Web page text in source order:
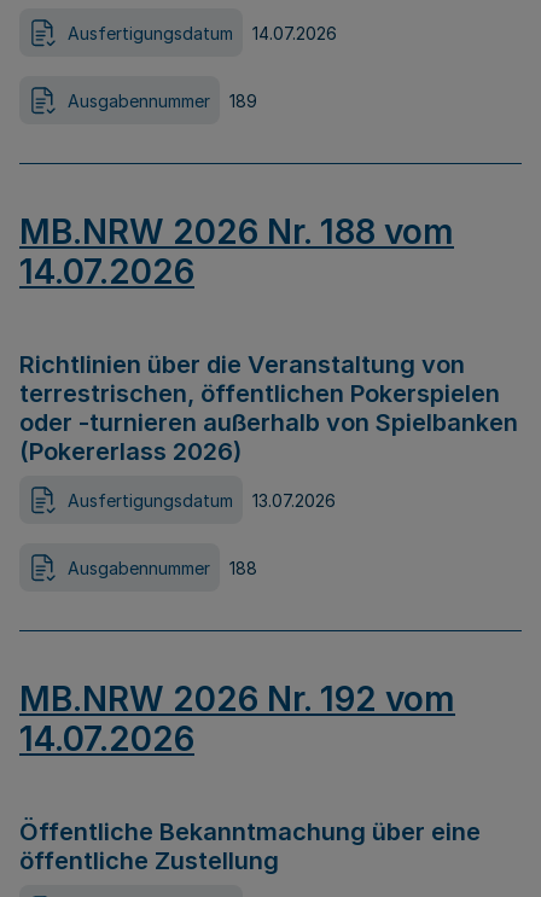
Ausfertigungsdatum 14.07.2026
Ausgabennummer 189
MB.NRW 2026 Nr. 188 vom
14.07.2026
Richtlinien über die Veranstaltung von
terrestrischen, öffentlichen Pokerspielen
oder -turnieren außerhalb von Spielbanken
(Pokererlass 2026)
Ausfertigungsdatum 13.07.2026
Ausgabennummer 188
MB.NRW 2026 Nr. 192 vom
14.07.2026
Öffentliche Bekanntmachung über eine
öffentliche Zustellung